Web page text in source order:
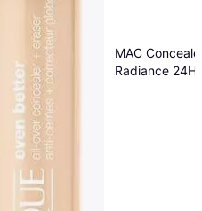
MAC
Radiance